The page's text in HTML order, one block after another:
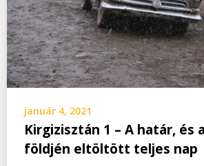
január 4, 2021
Kirgizisztán 1 – A határ, és
földjén eltöltött teljes nap